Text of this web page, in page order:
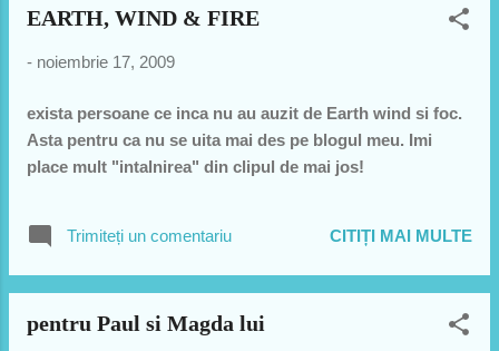
Florine, nu e o "aroganta" e un moment "Cenaclu"..:))
melodia asta, dar nu in interpretarea mea:)
EARTH, WIND & FIRE
- noiembrie 17, 2009
exista persoane ce inca nu au auzit de Earth wind si foc.
Asta pentru ca nu se uita mai des pe blogul meu. Imi
place mult "intalnirea" din clipul de mai jos!
Trimiteți un comentariu CITIȚI MAI MULTE
pentru Paul si Magda lui